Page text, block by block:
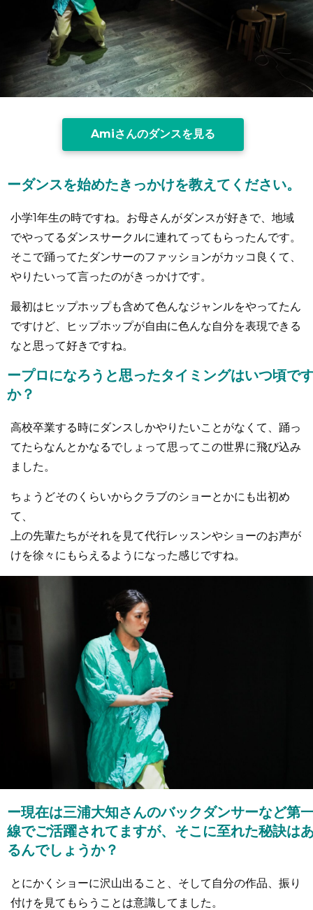
Amiさんのダンスを見る
ーダンスを始めたきっかけを教えてください。
小学1年生の時ですね。お母さんがダンスが好きで、地域
でやってるダンスサークルに連れてってもらったんです。
そこで踊ってたダンサーのファッションがカッコ良くて、
やりたいって言ったのがきっかけです。
最初はヒップホップも含めて色んなジャンルをやってたん
ですけど、ヒップホップが自由に色んな自分を表現できる
なと思って好きですね。
ープロになろうと思ったタイミングはいつ頃で
か？
高校卒業する時にダンスしかやりたいことがなくて、踊っ
てたらなんとかなるでしょって思ってこの世界に飛び込み
ました。
ちょうどそのくらいからクラブのショーとかにも出初め
て、
上の先輩たちがそれを見て代行レッスンやショーのお声が
けを徐々にもらえるようになった感じですね。
ー現在は三浦大知さんのバックダンサーなど第
線でご活躍されてますが、そこに至れた秘訣は
るんでしょうか？
とにかくショーに沢山出ること、そして自分の作品、振り
付けを見てもらうことは意識してました。